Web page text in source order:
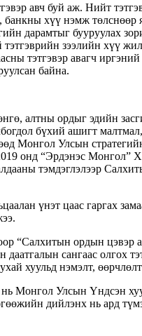
авч буй аж. Нийт
банкны хүү нэмж
дарамтыг бууруулах
зээлийн хүү
тэтгэвэр авагч иргэний
байна.
алтны ордыг эдийн
бүхий ашигт
Монгол Улсын
онд “Эрдэнэс
тэмдэглэлээр
үнэт цаас гаргах
“Салхитын ордын цэвэр
сангаас олгох
хуульд нэмэлт,
Монгол Улсын Үндсэн
дийлэнх нь ард